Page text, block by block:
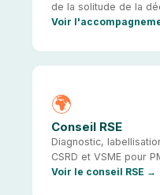
de la solitude de la
Voir
🌍
Conseil RSE
Diagnostic,
CSRD et VSME pour
Voir le conseil RSE